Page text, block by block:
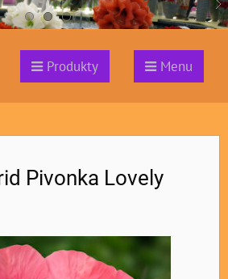
Produkty Menu
Pivonka Lovely